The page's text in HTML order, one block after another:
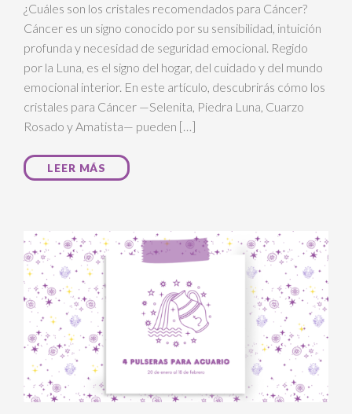
¿Cuáles son los cristales recomendados para Cáncer?
Cáncer es un signo conocido por su sensibilidad, intuición
profunda y necesidad de seguridad emocional. Regido
por la Luna, es el signo del hogar, del cuidado y del mundo
emocional interior. En este artículo, descubrirás cómo los
cristales para Cáncer —Selenita, Piedra Luna, Cuarzo
Rosado y Amatista— pueden […]
LEER MÁS